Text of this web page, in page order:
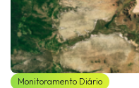
Monitoramento Diário